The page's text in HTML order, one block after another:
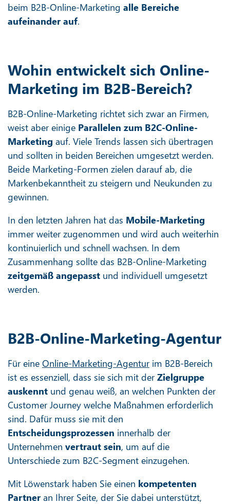
beim B2B-Online-Marketing alle Bereiche
aufeinander auf.
Wohin entwickelt sich Online-
Marketing im B2B-Bereich?
B2B-Online-Marketing richtet sich zwar an Firmen,
weist aber einige Parallelen zum B2C-Online-
Marketing auf. Viele Trends lassen sich übertragen
und sollten in beiden Bereichen umgesetzt werden.
Beide Marketing-Formen zielen darauf ab, die
Markenbekanntheit zu steigern und Neukunden zu
gewinnen.
In den letzten Jahren hat das Mobile-Marketing
immer weiter zugenommen und wird auch weiterhin
kontinuierlich und schnell wachsen. In dem
Zusammenhang sollte das B2B-Online-Marketing
zeitgemäß angepasst und individuell umgesetzt
werden.
B2B-Online-Marketing-Agentur
Für eine Online-Marketing-Agenturim B2B-Bereich
ist es essenziell, dass sie sich mit derZielgruppe
auskennt und genau weiß, an welchen Punkten der
Customer Journey welche Maßnahmen erforderlich
sind. Dafür muss sie mit den
Entscheidungsprozessen innerhalb der
Unternehmen vertraut sein, um auf die
Unterschiede zum B2C-Segment einzugehen.
Mit Löwenstark haben Sie einen kompetenten
Partner an Ihrer Seite, der Sie dabei unterstützt,